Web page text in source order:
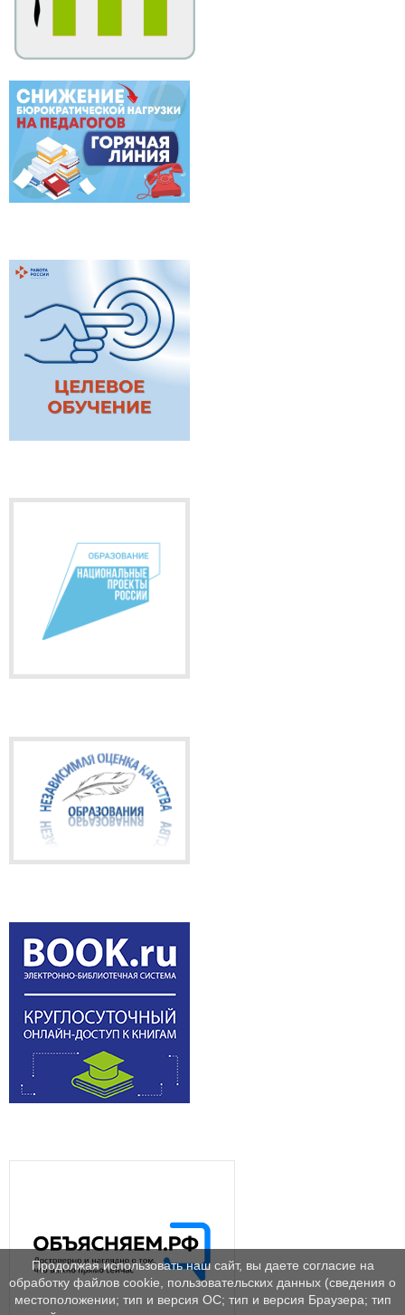
Продолжая использовать наш сайт, вы даете согласие на
обработку файлов cookie, пользовательских данных (сведения о
местоположении; тип и версия ОС; тип и версия Браузера; тип